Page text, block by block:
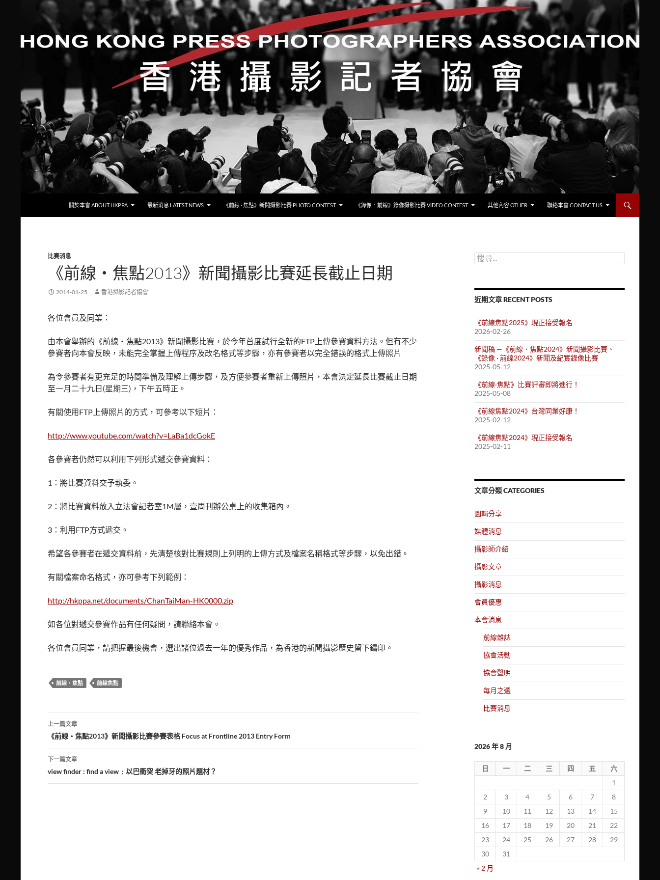
香港攝影記者協會
關於本會 ABOUT HKPPA
最新消息 LATEST NEWS 《前線 · 焦點》新聞攝影比賽 PHOTO CONTEST 《錄像．前線》錄像攝影比賽 VIDEO CONTEST 其他內容 OTHER 聯絡本會 CONTACT US
比賽消息
《前線‧焦點2013》新聞攝影比賽延長截止日期
2014-01-25 香港攝影記者協會
各位會員及同業：
由本會舉辦的《前線‧焦點2013》新聞攝影比賽，於今年首度試行全新的FTP上傳參賽資料方法。但有不少
參賽者向本會反映，未能完全掌握上傳程序及改名格式等步驟，亦有參賽者以完全錯誤的格式上傳照片
為令參賽者有更充足的時間準備及理解上傳步驟，及方便參賽者重新上傳照片，本會決定延長比賽截止日期
至一月二十九日(星期三)，下午五時正。
有關使用FTP上傳照片的方式，可參考以下短片：
http://www.youtube.com/watch?v=LaBa1dcGokE
各參賽者仍然可以利用下列形式遞交參賽資料：
1：將比賽資料交予執委。
2：將比賽資料放入立法會記者室1M層，壹周刊辦公桌上的收集箱內。
3：利用FTP方式遞交。
希望各參賽者在遞交資料前，先清楚核對比賽規則上列明的上傳方式及檔案名稱格式等步驟，以免出錯。
有關檔案命名格式，亦可參考下列範例：
http://hkppa.net/documents/ChanTaiMan-HK0000.zip
如各位對遞交參賽作品有任何疑問，請聯絡本會。
各位會員同業，請把握最後機會，選出諸位過去一年的優秀作品，為香港的新聞攝影歷史留下鑄印。
前線‧焦點 前線焦點
文
章
導
覽
上一篇文章
《前線‧焦點2013》新聞攝影比賽參賽表格 Focus at Frontline 2013 Entry Form
下一篇文章
view finder : find a view﹕以巴衝突 老掉牙的照片題材？
搜
尋
字:
近期文章 RECENT POSTS
《前線焦點2025》現正接受報名
2026-02-26
新聞稿 —《前線．焦點2024》新聞攝影比賽、
《錄像 · 前線2024》新聞及紀實錄像比賽
2025-05-12
《前線·焦點》比賽評審即將進行！
2025-05-08
《前線焦點2024》台灣同業好康！
2025-02-12
《前線焦點2024》現正接受報名
2025-02-11
文章分類 CATEGORIES
圖輯分享
媒體消息
攝影師介紹
攝影文章
攝影消息
會員優惠
本會消息
前線雜誌
協會活動
協會聲明
每月之選
比賽消息
2026 年 8 月
日 一 二 三 四 五
六
1
2
3 4 5 6 7
8
9
10 11 12 13 14
15
16
17 18 19 20 21
22
23
24 25 26 27 28
29
30
31
« 2 月